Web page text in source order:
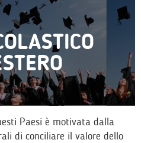
Paesi è motivata dalla
di conciliare il valore dello